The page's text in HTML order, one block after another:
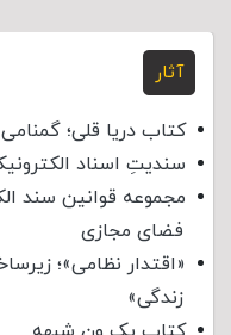
آثار
کتاب دریا قلی؛
سندیتِ اسناد
مجموعه قوانین سند
فضای مجازی
«اقتدار نظامی»؛
زندگی»